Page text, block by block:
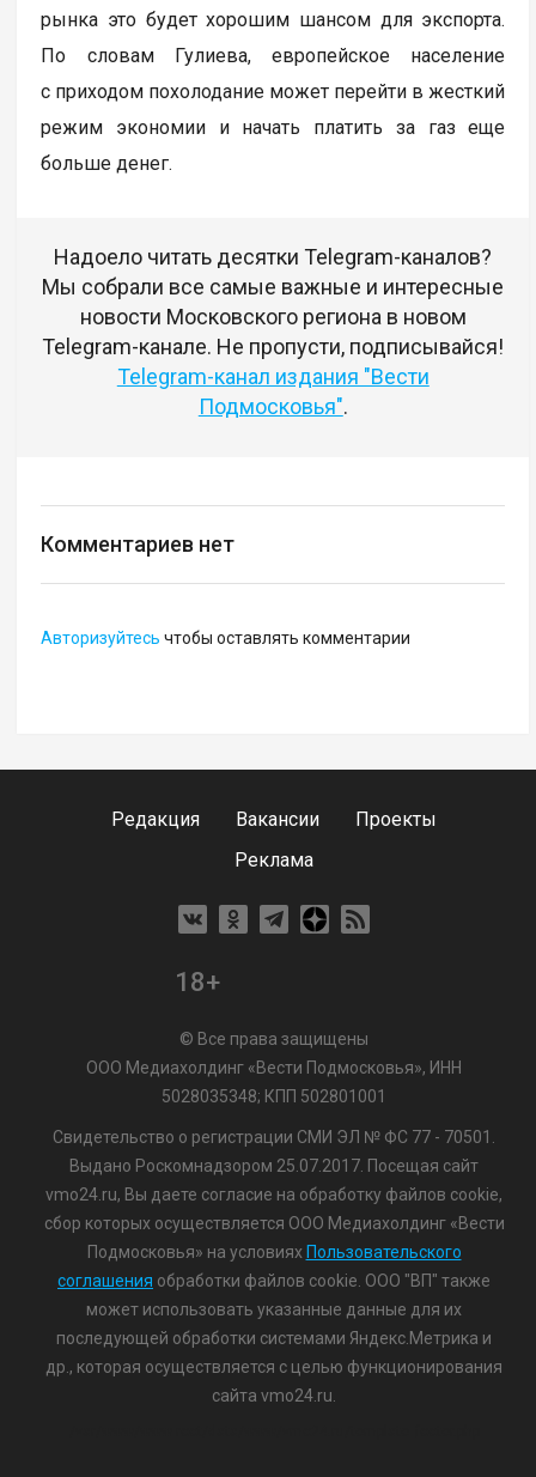
рынка это будет хорошим шансом для экспорта.
По словам Гулиева, европейское население
с приходом похолодание может перейти в жесткий
режим экономии и начать платить за газ еще
больше денег.
Надоело читать десятки Telegram-каналов?
Мы собрали все самые важные и интересные
новости Московского региона в новом
Telegram-канале. Не пропусти, подписывайся!
Telegram-канал издания "Вести
Подмосковья".
Комментариев нет
Авторизуйтесь чтобы оставлять комментарии
Редакция Вакансии
Проекты
Реклама
18+
© Все права защищены
ООО Медиахолдинг «Вести Подмосковья», ИНН
5028035348; КПП 502801001
Свидетельство о регистрации СМИ ЭЛ № ФС 77 - 70501.
Выдано Роскомнадзором 25.07.2017. Посещая сайт
vmo24.ru, Вы даете согласие на обработку файлов cookie,
сбор которых осуществляется ООО Медиахолдинг «Вести
Подмосковья» на условиях Пользовательского
соглашения обработки файлов cookie. ООО "ВП" также
может использовать указанные данные для их
последующей обработки системами Яндекс.Метрика и
др., которая осуществляется с целью функционирования
сайта vmo24.ru.